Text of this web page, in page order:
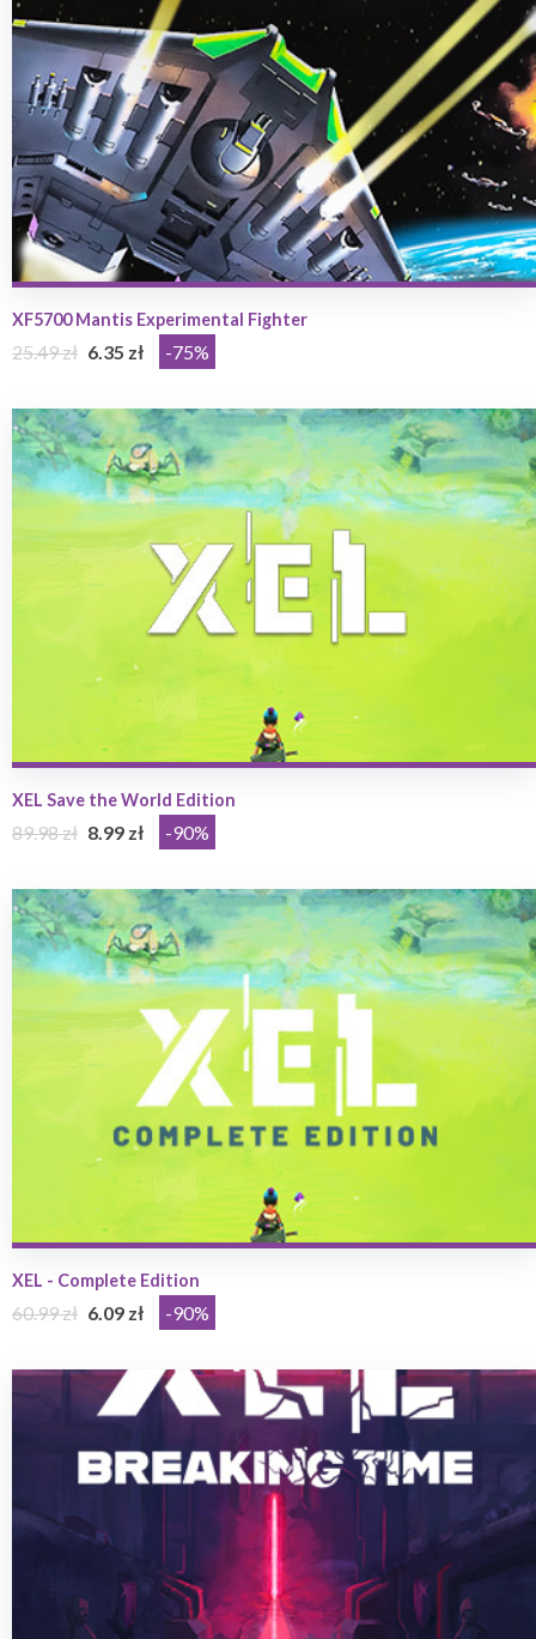
XF5700 Mantis Experimental Fighter
25.49 zł 6.35 zł -75%
XEL Save the World Edition
89.98 zł 8.99 zł -90%
XEL - Complete Edition
60.99 zł 6.09 zł -90%